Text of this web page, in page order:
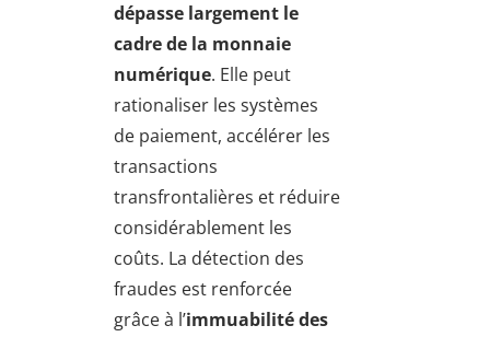
dépasse largement le
cadre de la monnaie
numérique. Elle peut
rationaliser les systèmes
de paiement, accélérer les
transactions
transfrontalières et réduire
considérablement les
coûts. La détection des
fraudes est renforcée
grâce à l’immuabilité des